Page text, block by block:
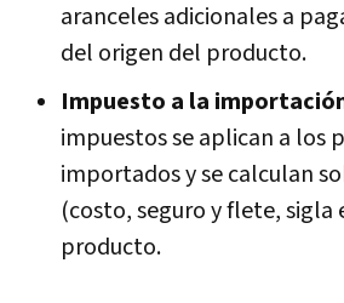
aranceles adicionales a
del origen del producto.
Impuesto a la
impuestos se aplican a los
importados y se calculan
(costo, seguro y flete, sigla
producto.